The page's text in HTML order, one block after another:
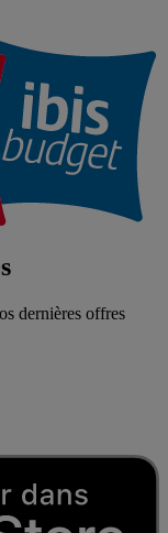
dernières offres